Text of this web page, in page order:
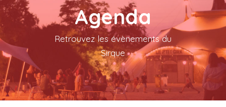
Agenda
Retrouvez les évènements du
Sirque